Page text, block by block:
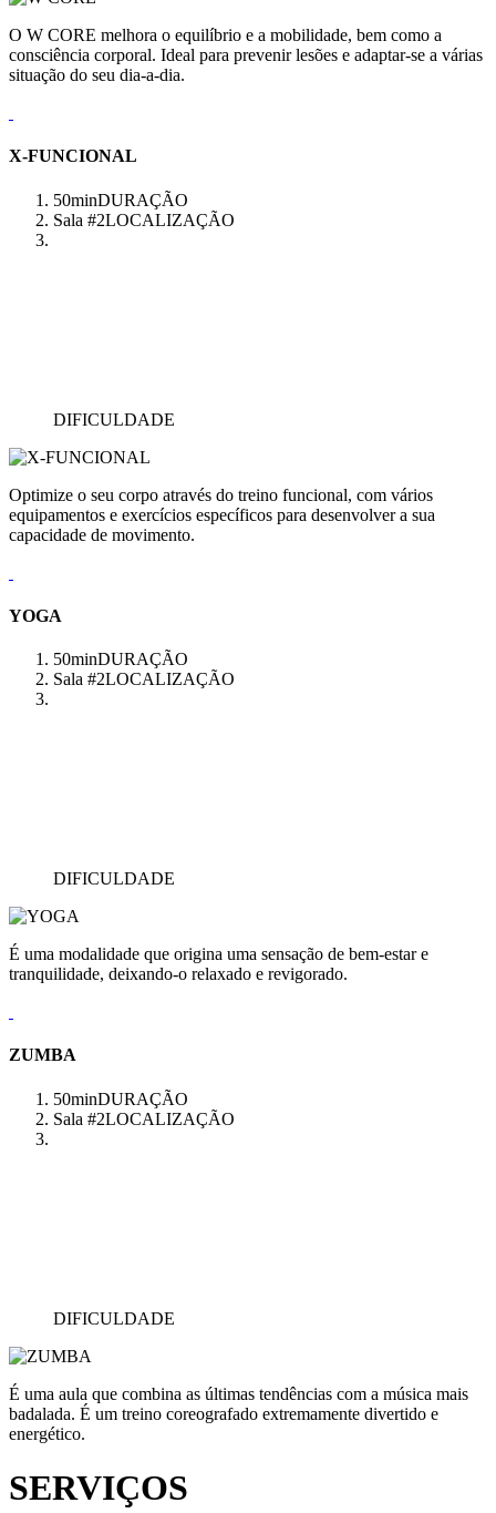
O W CORE melhora o equilíbrio e a mobilidade, bem como a
consciência corporal. Ideal para prevenir lesões e adaptar-se a várias
situação do seu dia-a-dia.
X-FUNCIONAL
50minDURAÇÃO
Sala #2LOCALIZAÇÃO
DIFICULDADE
Optimize o seu corpo através do treino funcional, com vários
equipamentos e exercícios específicos para desenvolver a sua
capacidade de movimento.
YOGA
50minDURAÇÃO
Sala #2LOCALIZAÇÃO
DIFICULDADE
É uma modalidade que origina uma sensação de bem-estar e
tranquilidade, deixando-o relaxado e revigorado.
ZUMBA
50minDURAÇÃO
Sala #2LOCALIZAÇÃO
DIFICULDADE
É uma aula que combina as últimas tendências com a música mais
badalada. É um treino coreografado extremamente divertido e
energético.
SERVIÇOS